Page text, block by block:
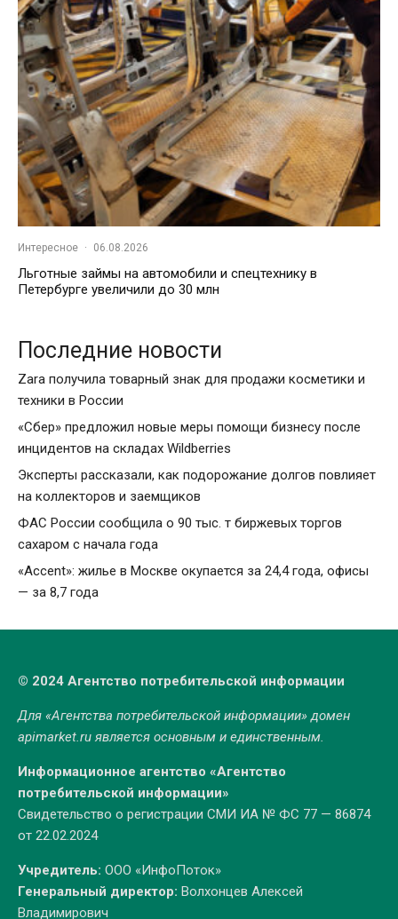
Интересное · 06.08.2026
Льготные займы на автомобили и спецтехнику в
Петербурге увеличили до 30 млн
Последние новости
Zara получила товарный знак для продажи косметики и
техники в России
«Сбер» предложил новые меры помощи бизнесу после
инцидентов на складах Wildberries
Эксперты рассказали, как подорожание долгов повлияет
на коллекторов и заемщиков
ФАС России сообщила о 90 тыс. т биржевых торгов
сахаром с начала года
«Accent»: жилье в Москве окупается за 24,4 года, офисы
— за 8,7 года
© 2024 Агентство потребительской информации
Для «Агентства потребительской информации» домен
apimarket.ruявляется основным и единственным.
Информационное агентство «Агентство
потребительской информации»
Свидетельство о регистрации СМИ ИА № ФС 77 — 86874
от 22.02.2024
Учредитель: ООО «ИнфоПоток»
Генеральный директор: Волхонцев Алексей
Владимирович